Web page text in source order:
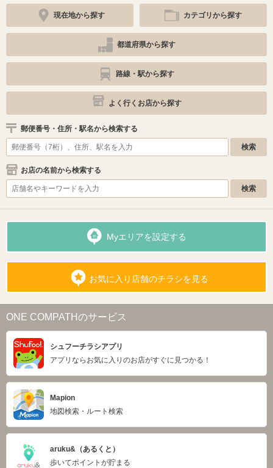
現在地から探す カテゴリから探す
都道府県から探す
路線・駅から探す
よく行くお店から探す
郵便番号・住所・駅名から検索する
お店の名前から検索する
Myエリアを設定する
お気に入り店舗のチラシを見る
ONE COMPATHのサービス
シュフーチラシアプリ
アプリならお気に入りのお店がすぐに見つかる！
Mapion
地図検索・ルート検索
aruku&（あるくと）
歩いてポイントが貯まる